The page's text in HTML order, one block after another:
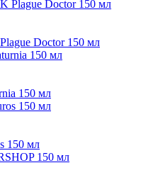
Doctor 150 мл
150 мл
150 мл